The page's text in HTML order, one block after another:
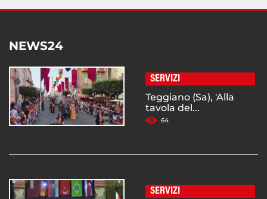
NEWS24
SERVIZI
Teggiano (Sa), 'Alla
tavola del...
64
SERVIZI